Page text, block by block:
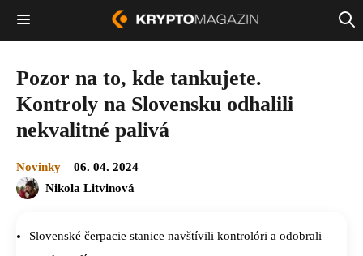
Pozor na to, kde tankujete.
Kontroly na Slovensku odhalili
nekvalitné palivá
Novinky
06. 04. 2024
Nikola Litvinová
Slovenské čerpacie stanice navštívili kontrolóri a odobrali